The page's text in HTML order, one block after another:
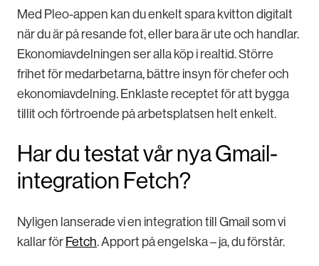
Med Pleo-appen kan du enkelt spara kvitton digitalt
när du är på resande fot, eller bara är ute och handlar.
Ekonomiavdelningen ser alla köp i realtid. Större
frihet för medarbetarna, bättre insyn för chefer och
ekonomiavdelning. Enklaste receptet för att bygga
tillit och förtroende på arbetsplatsen helt enkelt.
Har du testat vår nya Gmail-
integration Fetch?
Nyligen lanserade vi en integration till Gmail som vi
kallar för Fetch. Apport på engelska – ja, du förstår.